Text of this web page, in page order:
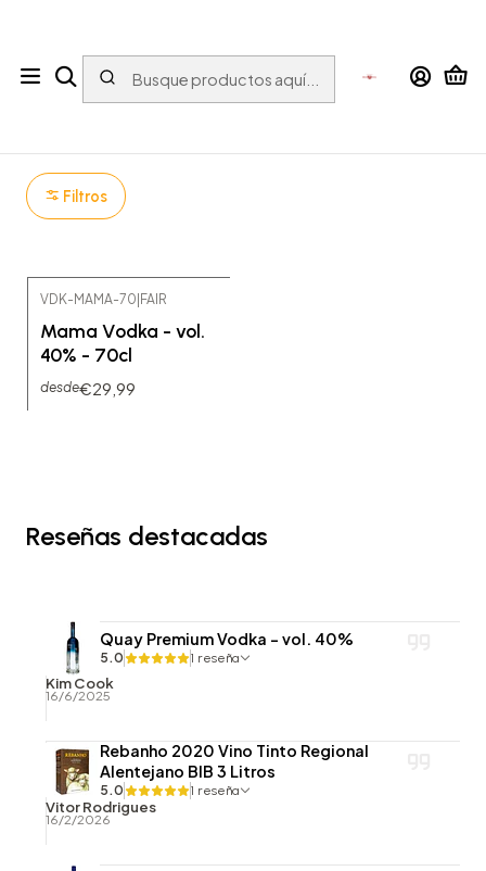
Inicio ESPIRITUOSOS Vodka MAMA VODKA
Filtros
VDK-MAMA-70|FAIR
Mama Vodka - vol.
40% - 70cl
desde€29,99
Reseñas destacadas
Quay Premium Vodka - vol. 40%
5.0 1 reseña
Kim Cook
16/6/2025
Rebanho 2020 Vino Tinto Regional
Alentejano BIB 3 Litros
5.0 1 reseña
Vitor Rodrigues
16/2/2026